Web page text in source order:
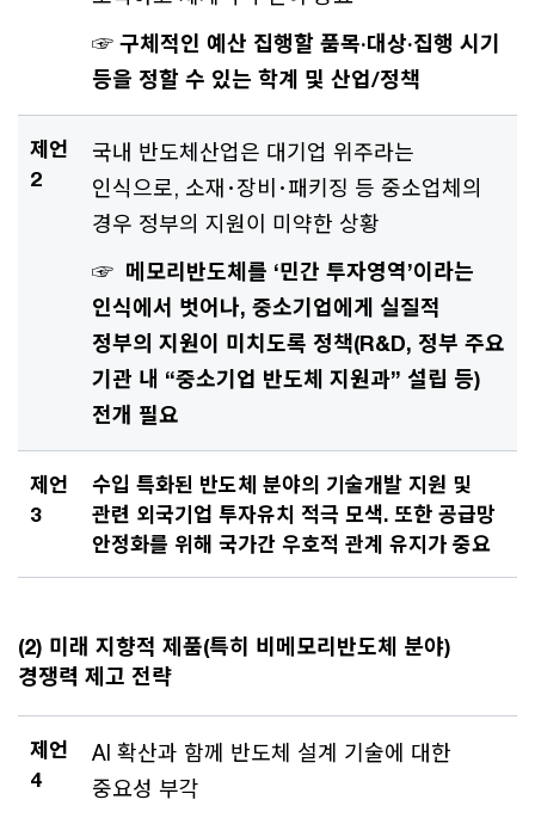
☞ 구체적인 예산 집행할 품목·대상·집행 시기
등을 정할 수 있는 학계 및 산업/정책
제언
2
국내 반도체산업은 대기업 위주라는
인식으로, 소재･장비･패키징 등 중소업체의
경우 정부의 지원이 미약한 상황
☞ 메모리반도체를 ‘민간 투자영역’이라는
인식에서 벗어나, 중소기업에게 실질적
정부의 지원이 미치도록 정책(R&D, 정부 주요
기관 내 “중소기업 반도체 지원과” 설립 등)
전개 필요
제언
3
수입 특화된 반도체 분야의 기술개발 지원 및
관련 외국기업 투자유치 적극 모색. 또한 공급망
안정화를 위해 국가간 우호적 관계 유지가 중요
(2) 미래 지향적 제품(특히 비메모리반도체 분야)
경쟁력 제고 전략
제언
4
AI 확산과 함께 반도체 설계 기술에 대한
중요성 부각